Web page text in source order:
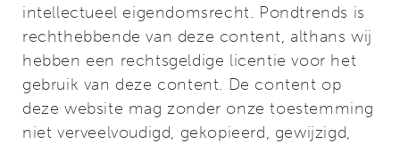
intellectueel eigendomsrecht. Pondtrends is
rechthebbende van deze content, althans wij
hebben een rechtsgeldige licentie voor het
gebruik van deze content. De content op
deze website mag zonder onze toestemming
niet verveelvoudigd, gekopieerd, gewijzigd,